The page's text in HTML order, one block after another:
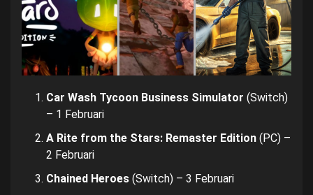
Car Wash Tycoon Business Simulator (Switch)
– 1 Februari
A Rite from the Stars: Remaster Edition (PC) –
2 Februari
Chained Heroes (Switch) – 3 Februari